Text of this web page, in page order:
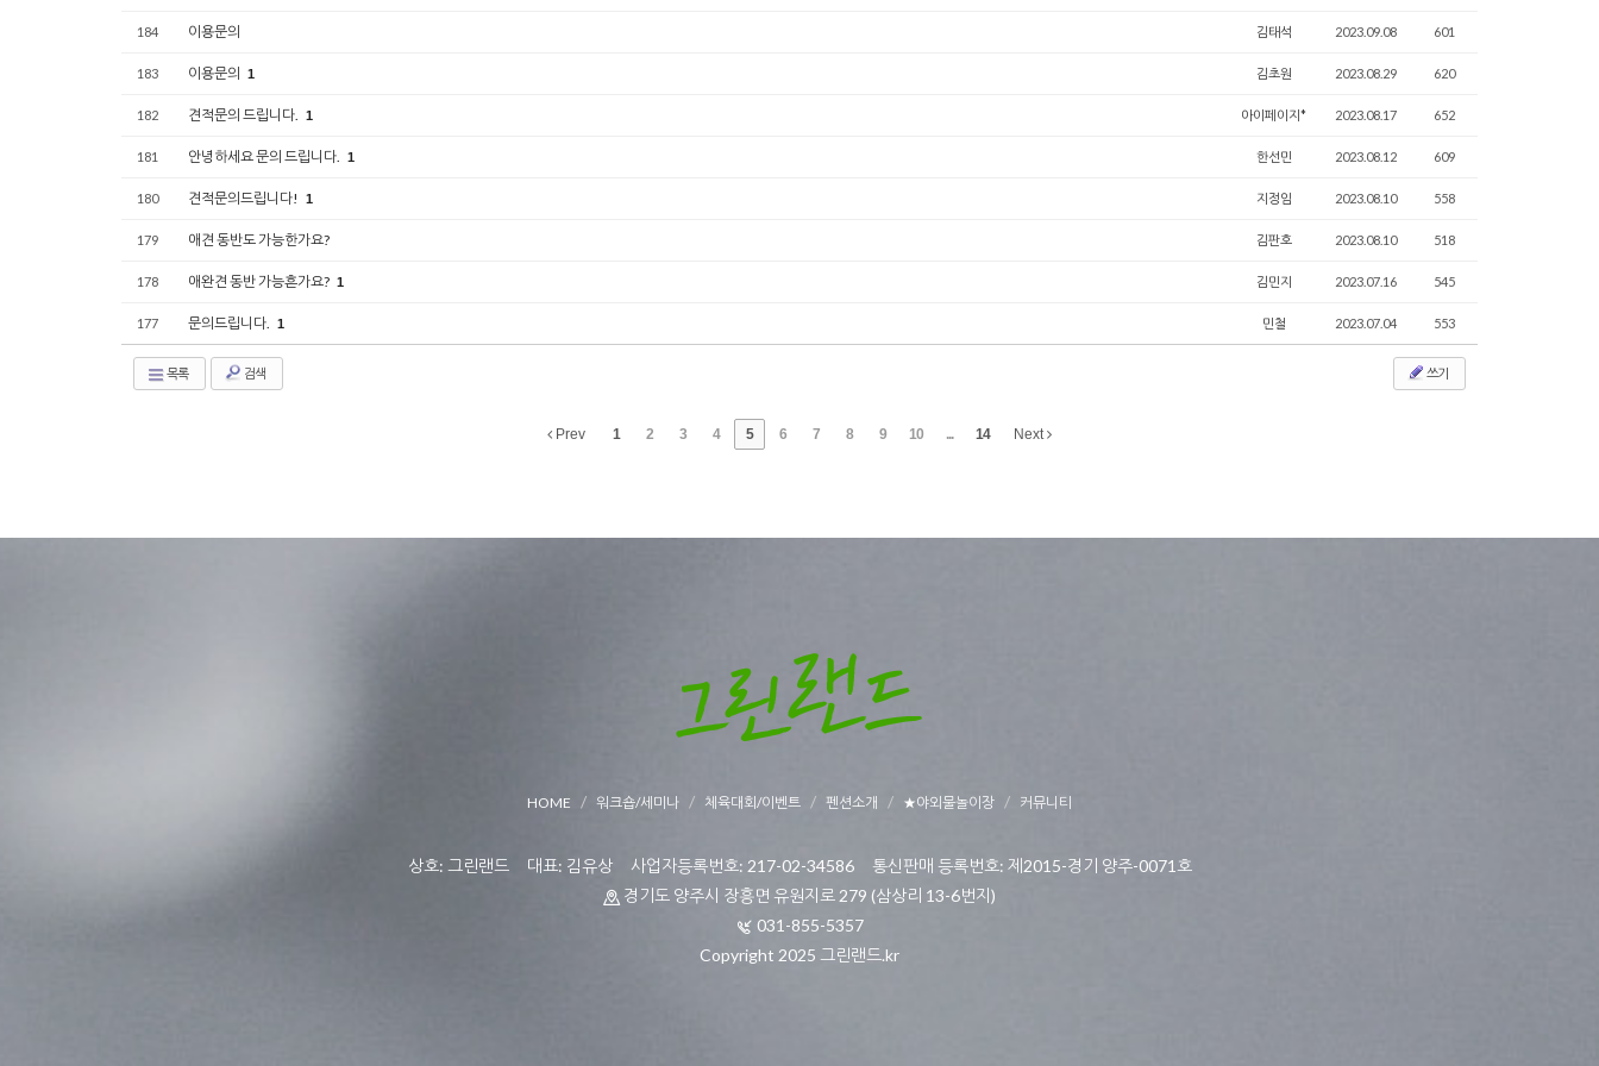
184 이용문의 김태석 2023.09.08 601
183 이용문의 1 김초원 2023.08.29 620
182 견적문의 드립니다. 1 아이페이지* 2023.08.17 652
181 안녕하세요 문의 드립니다. 1 한선민 2023.08.12 609
180 견적문의드립니다! 1 지정임 2023.08.10 558
179 애견 동반도 가능한가요? 김판호 2023.08.10 518
178 애완견 동반 가능흔가요? 1 김민지 2023.07.16 545
177 문의드립니다. 1 민철 2023.07.04 553
목록 검색 쓰기
Prev 1 2 3 4 5 6 7 8 9 10 ... 14 Next
HOME 워크숍/세미나 체육대회/이벤트 펜션소개 ★야외물놀이장 커뮤니티
상호: 그린랜드 대표: 김유상 사업자등록번호: 217-02-34586 통신판매 등록번호: 제2015-경기 양주-0071호
경기도 양주시 장흥면 유원지로 279 (삼상리 13-6번지)
031-855-5357
Copyright 2025 그린랜드.kr